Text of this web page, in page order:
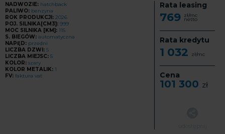
NADWOZIE: hatchback
PALIWO: benzyna
ROK PRODUKCJI: 2026
POJ. SILNIKA[CM3]: 999
MOC SILNIKA [KM]: 115
S. BIEGÓW: automatyczna
NAPĘD: przedni
LICZBA DZWI: 5
LICZBA MIEJSC: 5
KOLOR: szary
KOLOR METALIK: 1
FV: faktura vat
Rata leasing
769 zł/mc
netto
Rata kredytu
1 032 zł/mc
Cena
101 300 zł